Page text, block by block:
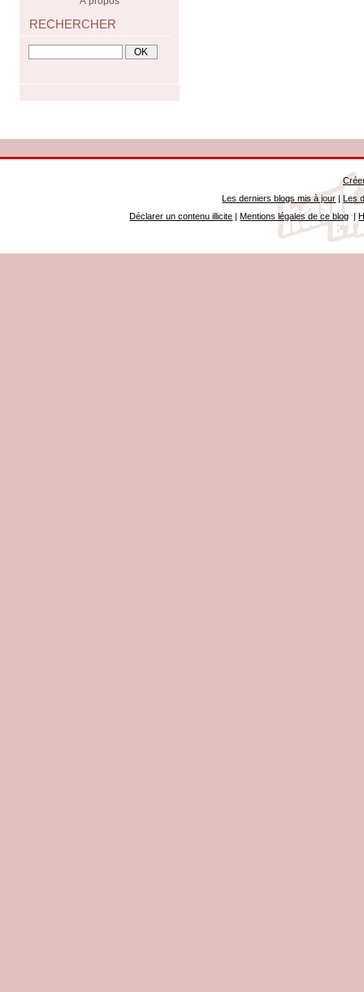
RECHERCHER
Les derniers blogs mis à jour |Les
Déclarer un contenu illicite |Mentions légales de ce blog|